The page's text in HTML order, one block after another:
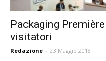
Packaging
visitatori
Redazione - 23 Maggio 2018